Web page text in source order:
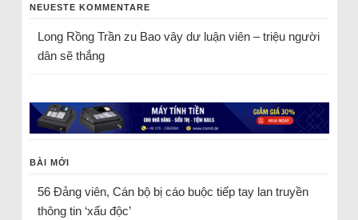
NEUESTE KOMMENTARE
Long Rồng Trầnzu Bao vây dư luận viên – triệu người
dân sẽ thắng
BÀI MỚI
56 Đảng viên, Cán bộ bị cáo buộc tiếp tay lan truyền
thông tin ‘xấu độc’